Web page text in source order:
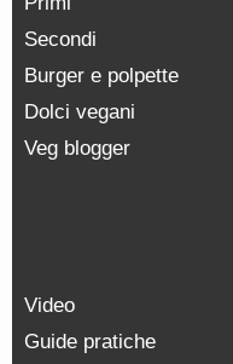
Secondi
Burger e polpette
Dolci vegani
Veg blogger
Video
Guide pratiche